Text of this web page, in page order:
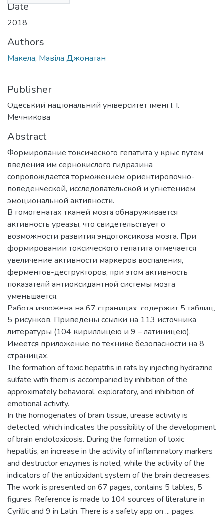
Date
2018
Authors
Макела, Мавіла Джонатан
Publisher
Одеський національний університет імені І. І.
Мечникова
Abstract
Формирование токсического гепатита у крыс путем
введения им сернокислого гидразина
сопровождается торможением ориентировочно-
поведенческой, исследовательской и угнетением
эмоциональной активности.
В гомогенатах тканей мозга обнаруживается
активность уреазы, что свидетельствует о
возможности развития эндотоксикоза мозга. При
формировании токсического гепатита отмечается
увеличение активности маркеров воспаления,
ферментов-деструкторов, при этом активность
показателй антиоксидантной системы мозга
уменьшается.
Работа изложена на 67 страницах, содержит 5 таблиц,
5 рисунков. Приведены ссылки на 113 источника
литературы (104 кириллицею и 9 – латиницею).
Имеется приложение по технике безопасности на 8
страницах.
The formation of toxic hepatitis in rats by injecting hydrazine
sulfate with them is accompanied by inhibition of the
approximately behavioral, exploratory, and inhibition of
emotional activity.
In the homogenates of brain tissue, urease activity is
detected, which indicates the possibility of the development
of brain endotoxicosis. During the formation of toxic
hepatitis, an increase in the activity of inflammatory markers
and destructor enzymes is noted, while the activity of the
indicators of the antioxidant system of the brain decreases.
The work is presented on 67 pages, contains 5 tables, 5
figures. Reference is made to 104 sources of literature in
Cyrillic and 9 in Latin. There is a safety app on ... pages.